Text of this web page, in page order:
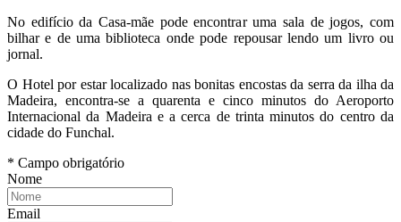
No edifício da Casa-mãe pode encontrar uma sala de jogos, com
bilhar e de uma biblioteca onde pode repousar lendo um livro ou
jornal.
O Hotel por estar localizado nas bonitas encostas da serra da ilha da
Madeira, encontra-se a quarenta e cinco minutos do Aeroporto
Internacional da Madeira e a cerca de trinta minutos do centro da
cidade do Funchal.
* Campo obrigatório
Nome
Email